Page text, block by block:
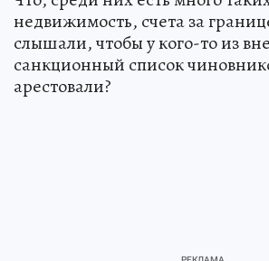
недвижимость, счета за
слышали, чтобы у кого-то из
санкционный список
арестовали?